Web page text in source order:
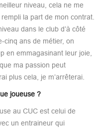
niveau, cela ne me
la part de mon contrat.
dans le club d’à côté
cinq ans de métier, on
en emmagasinant leur joie,
ma passion peut
plus cela, je m’arrêterai.
joueuse ?
au CUC est celui de
un entraineur qui